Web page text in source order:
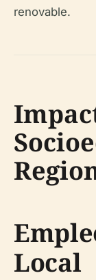
renovable.
Local